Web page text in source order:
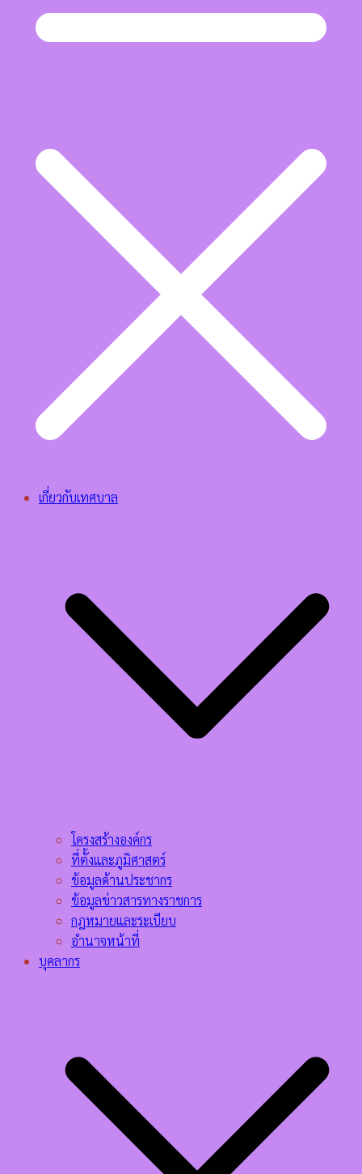
เกี่ยวกับเทศบาล
โครงสร้างองค์กร
ที่ตั้งและภูมิศาสตร์
ข้อมูลด้านประชากร
ข้อมูลข่าวสารทางราชการ
กฎหมายและระเบียบ
อำนาจหน้าที่
บุคลากร